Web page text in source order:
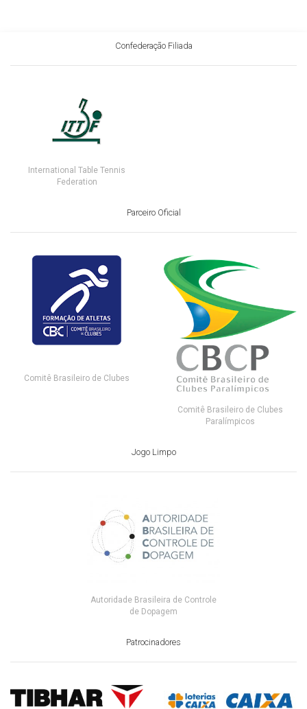
Confederação Filiada
International Table Tennis
Federation
Parceiro Oficial
Comitê Brasileiro de Clubes
Comitê Brasileiro de Clubes
Paralímpicos
Jogo Limpo
Autoridade Brasileira de Controle
de Dopagem
Patrocinadores